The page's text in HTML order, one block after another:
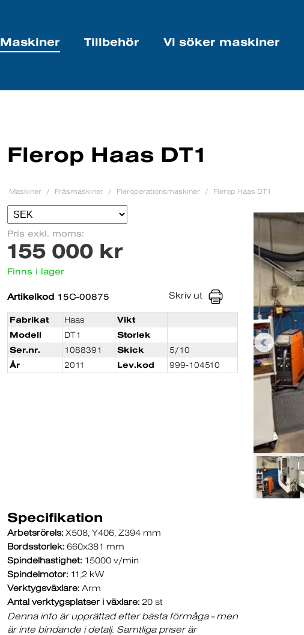
Maskiner Tillbehör Vi söker maskiner
Flerop Haas DT1
Maskiner Fräsmaskiner Fleroperationsmaskiner Flerop Haas DT1
Pris exkl. moms:
155 000 kr
Finns i lager
Artikelkod 15C-00875 Skriv ut
Fabrikat Haas
Vikt
Modell
DT1
Storlek
Ser.nr.
1088391 Skick
5/10
År
2011 Lev.kod 999-104510
Specifikation
Arbetsrörels: X508, Y406, Z394 mm
Bordsstorlek: 660x381 mm
Spindelhastighet: 15000 v/min
Spindelmotor: 11,2 kW
Verktygsväxlare: Arm
Antal verktygsplatser i växlare: 20 st
Denna info är upprättad efter bästa förmåga - men
är inte bindande i detalj. Samtliga priser är